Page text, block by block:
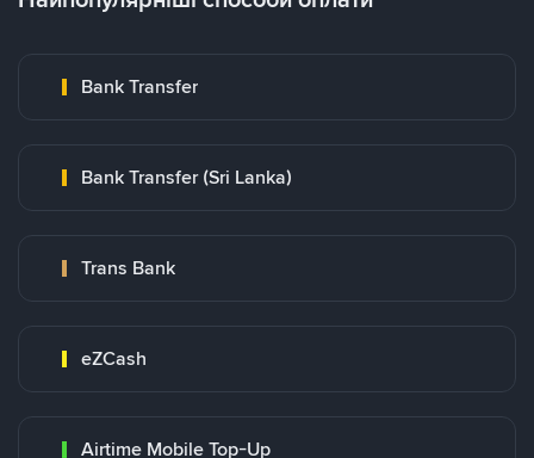
Bank Transfer
Bank Transfer (Sri Lanka)
Trans Bank
eZCash
Airtime Mobile Top-Up